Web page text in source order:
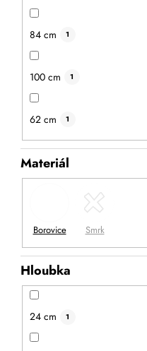
84 cm 1
100 cm 1
62 cm 1
Materiál
Hloubka
24 cm 1